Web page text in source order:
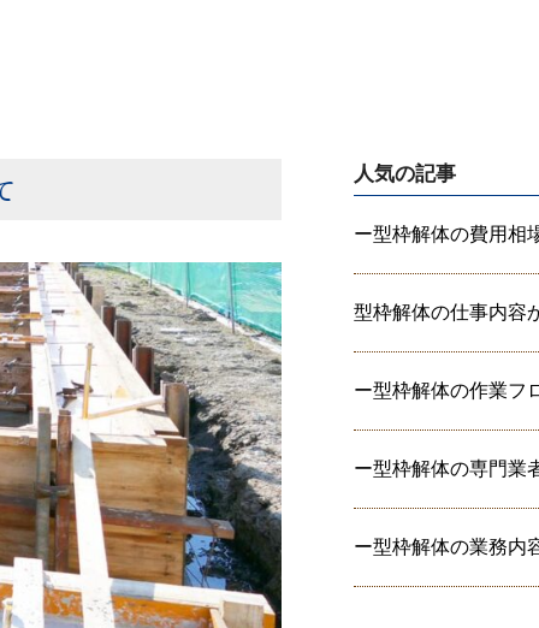
人気の記事
ー型枠解体の費用相
型枠解体の仕事内容
ー型枠解体の作業フ
ー型枠解体の専門業
ー型枠解体の業務内